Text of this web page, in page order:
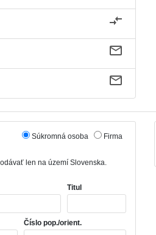
Súkromná osoba Firma
len na území Slovenska.
Titul
Číslo pop./orient.